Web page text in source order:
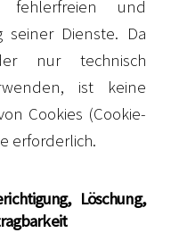
fehlerfreien und
seiner Dienste. Da
nur technisch
ist keine
Cookies (Cookie-
erforderlich.
Löschung,